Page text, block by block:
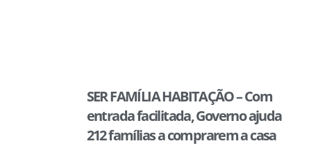
SER FAMÍLIA HABITAÇÃO – Com
entrada facilitada, Governo ajuda
212 famílias a comprarem a casa